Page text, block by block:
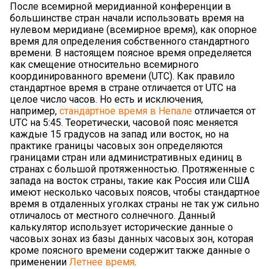
После всемирной меридианной конференции в
большинстве стран начали использовать время на
нулевом меридиане (всемирное время), как опорное
время для определения собственного стандартного
времени. В настоящем поясное время определяется
как смещение относительно всемирного
координированного времени (UTC). Как правило
стандартное время в стране отличается от UTC на
целое число часов. Но есть и исключения,
например, стандартное время в Непале отличается от
UTC на 5:45. Теоретически, часовой пояс меняется
каждые 15 градусов на запад или восток, но на
практике границы часовых зон определяются
границами стран или административных единиц в
странах с большой протяженностью. Протяженные с
запада на восток страны, такие как Россия или США
имеют несколько часовых поясов, чтобы стандартное
время в отдаленных уголках страны не так уж сильно
отличалось от местного солнечного. Данный
калькулятор использует исторические данные о
часовых зонах из базы данных часовых зон, которая
кроме поясного времени содержит также данные о
применении Летнее время.